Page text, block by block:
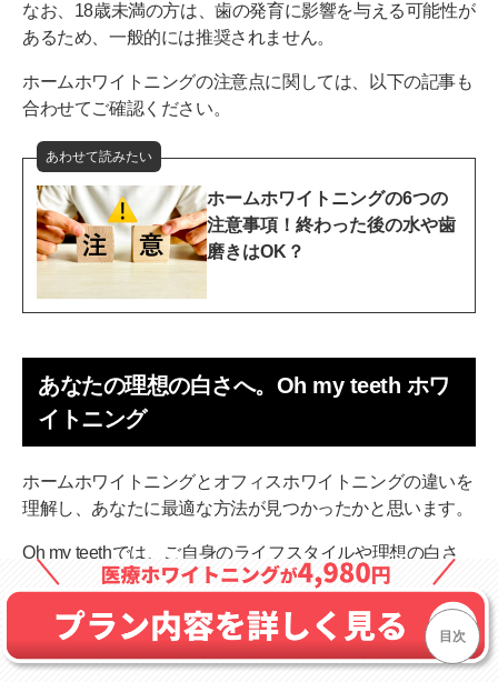
なお、18歳未満の方は、歯の発育に影響を与える可能性が
あるため、一般的には推奨されません。
ホームホワイトニングの注意点に関しては、以下の記事も
合わせてご確認ください。
あわせて読みたい
ホームホワイトニングの6つの
注意事項！終わった後の水や歯
磨きはOK？
あなたの理想の白さへ。Oh my teeth ホワ
イトニング
ホームホワイトニングとオフィスホワイトニングの違いを
理解し、あなたに最適な方法が見つかったかと思います。
Oh my teethでは、ご自身のライフスタイルや理想の白さ
に合わせて、最適なホワイトニングプランをご提案してい
Oh my teeth ホームホワイトニングの特徴
目次